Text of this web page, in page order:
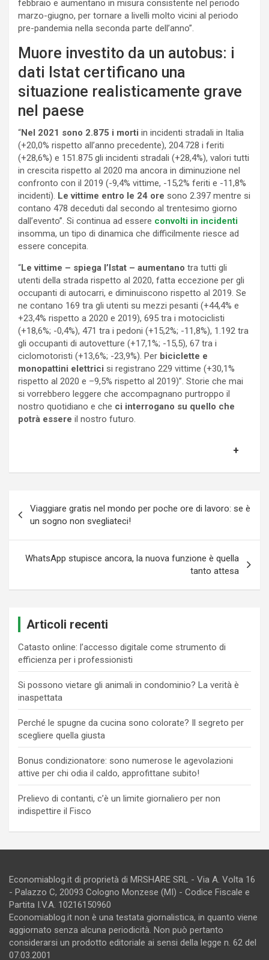
febbraio e aumentano in misura consistente nel periodo
marzo-giugno, per tornare a livelli molto vicini al periodo
pre-pandemia nella seconda parte dell’anno”.
Muore investito da un autobus: i
dati Istat certificano una
situazione realisticamente grave
nel paese
“Nel 2021 sono 2.875 i morti in incidenti stradali in Italia
(+20,0% rispetto all’anno precedente), 204.728 i feriti
(+28,6%) e 151.875 gli incidenti stradali (+28,4%), valori tutti
in crescita rispetto al 2020 ma ancora in diminuzione nel
confronto con il 2019 (-9,4% vittime, -15,2% feriti e -11,8%
incidenti). Le vittime entro le 24 ore sono 2.397 mentre si
contano 478 deceduti dal secondo al trentesimo giorno
dall’evento”. Si continua ad essere convolti in incidenti
insomma, un tipo di dinamica che difficilmente riesce ad
essere concepita.
“Le vittime – spiega l’Istat – aumentano tra tutti gli
utenti della strada rispetto al 2020, fatta eccezione per gli
occupanti di autocarri, e diminuiscono rispetto al 2019. Se
ne contano 169 tra gli utenti su mezzi pesanti (+44,4% e
+23,4% rispetto a 2020 e 2019), 695 tra i motociclisti
(+18,6%; -0,4%), 471 tra i pedoni (+15,2%; -11,8%), 1.192 tra
gli occupanti di autovetture (+17,1%; -15,5), 67 tra i
ciclomotoristi (+13,6%; -23,9%). Per biciclette e
monopattini elettrici si registrano 229 vittime (+30,1%
rispetto al 2020 e –9,5% rispetto al 2019)”. Storie che mai
si vorrebbero leggere che accompagnano purtroppo il
nostro quotidiano e che ci interrogano su quello che
potrà essere il nostro futuro.
articoli
Viaggiare gratis nel mondo per poche ore di lavoro: se è
un sogno non svegliateci!
WhatsApp stupisce ancora, la nuova funzione è quella
tanto attesa
Articoli recenti
Catasto online: l’accesso digitale come strumento di
efficienza per i professionisti
Si possono vietare gli animali in condominio? La verità è
inaspettata
Perché le spugne da cucina sono colorate? Il segreto per
scegliere quella giusta
Bonus condizionatore: sono numerose le agevolazioni
attive per chi odia il caldo, approfittane subito!
Prelievo di contanti, c’è un limite giornaliero per non
indispettire il Fisco
Economiablog.it di proprietà di MRSHARE SRL - Via A. Volta 16
- Palazzo C, 20093 Cologno Monzese (MI) - Codice Fiscale e
Partita I.V.A. 10216150960
Economiablog.it non è una testata giornalistica, in quanto viene
aggiornato senza alcuna periodicità. Non può pertanto
considerarsi un prodotto editoriale ai sensi della legge n. 62 del
07.03.2001